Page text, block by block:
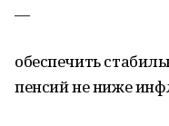
—
обеспечить
пенсий не ниже